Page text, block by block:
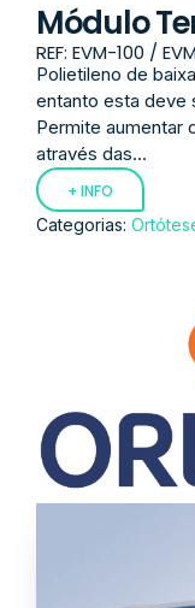
Módulo
REF: EVM-100 /
Polietileno de
entanto esta deve
Permite aumentar
através das...
+ INFO
Categorias: